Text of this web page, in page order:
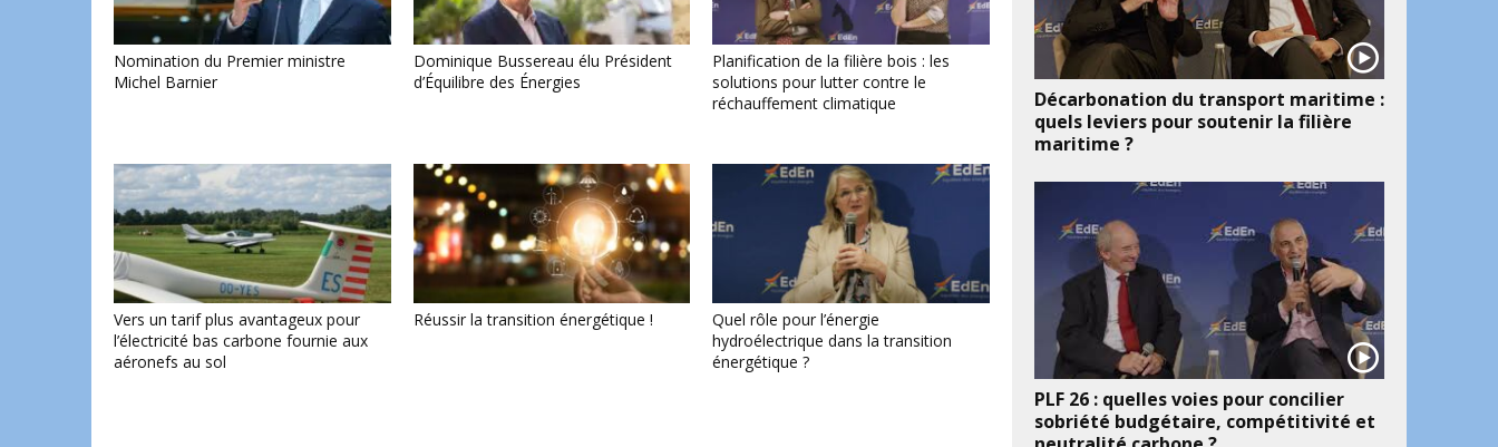
Nomination du Premier ministre
Michel Barnier
Dominique Bussereau élu Président
d’Équilibre des Énergies
Planification de la filière bois : les
solutions pour lutter contre le
réchauffement climatique
Vers un tarif plus avantageux pour
l’électricité bas carbone fournie aux
aéronefs au sol
Réussir la transition énergétique !
Quel rôle pour l’énergie
hydroélectrique dans la transition
énergétique ?
Décarbonation du transport maritime :
quels leviers pour soutenir la filière
maritime ?
PLF 26 : quelles voies pour concilier
sobriété budgétaire, compétitivité et